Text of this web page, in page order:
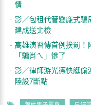
情
影／包租代管變龐式騙
建成送北檢
高雄演習傳首例挨罰
「騙肖ㄟ」慘了
影／律師游光德快艇偷
陸設7斷點